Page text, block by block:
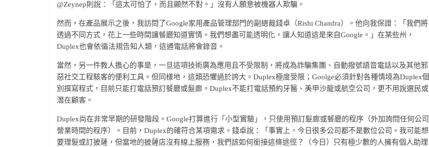
@Zeynep則說：「這太可怕了，而且顯然不對。」沒有人願意被機器人欺騙。
然而，在產品展示之後，我訪問了Google家用產品管理部門的副總裁錢卓（Rishi Chandra）。他向我保證：「我們將
透過不同方式，花上一些時間讓餐廳知道實情。我們想盡可能透明化，讓人知道這是來自Google。」在某些州，
Duplex也會依循法規告知人類，這通電話將會錄音。
當然，另一件教人擔心的事是，一旦這項技術廣為應用且不受限制，將成為詐騙集團、自動撥號語音電話以及其他邪
惡社交工程駭客的便利工具。但同樣地，這類恐懼過於誇大。Duplex極度受限；Goolge必須針對各種情境為Duplex個
別撰寫程式，目前只能打電話預訂餐廳或髮廊。Duplex不能打電話預約牙醫、美甲沙龍或航空公司，更不用說選民或
潛在顧客。
Duplex尚在非常早期的研發階段。Google打算進行「小型實驗」，只使用預訂髮廊或餐廳的程序（外加詢問任何公司
營業時間的程序）。目前，Duplex的確符合某項需求。錢卓說：「事實上，今日很多公司都不是數位公司。我可能想
要理髮或訂披薩，但當地的披薩店沒有線上服務，我們該如何銜接這條途徑？（今日）只有極少數的人擁有個人助理